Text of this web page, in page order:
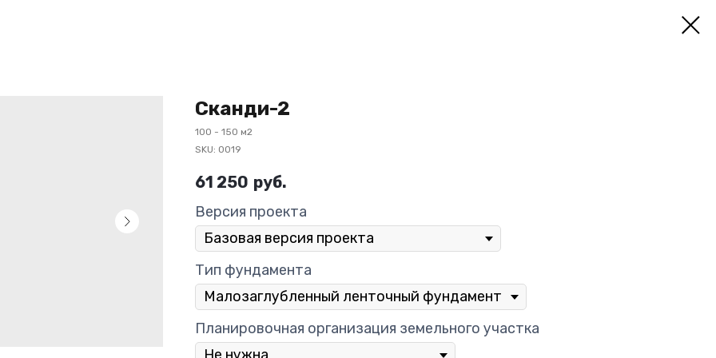
Сканди-2
100 - 150 м2
SKU: 0019
61 250 руб.
Версия проекта
Тип фундамента
Планировочная организация земельного участка